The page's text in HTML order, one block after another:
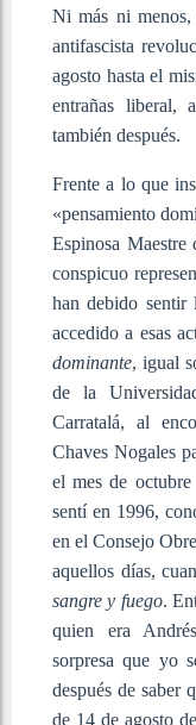
Ni más ni
antifascista
agosto hasta el
entrañas liberal,
también después.
Frente a lo que
«pensamiento
Espinosa
conspicuo
han debido sentir
accedido a esas
dominante, igual
de la
Carratalá, al
Chaves Nogales
el mes de
sentí en 1996,
en el Consejo
aquellos días,
sangre y fuego.
quien era
sorpresa que yo
después de saber
de 14 de agosto